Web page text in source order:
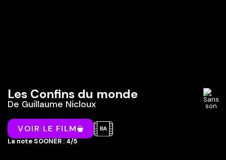
Les Confins du monde
De Guillaume Nicloux
VOIR LE FILM
La note SOONER : 4/5